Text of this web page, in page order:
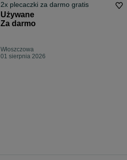
2x plecaczki za darmo gratis
Używane
Za darmo
Włoszczowa
01 sierpnia 2026